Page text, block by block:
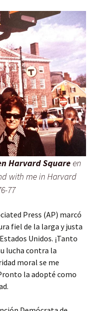
Harvard Squareen
with me in Harvard
77
Press (AP) marcó
fiel de la larga y justa
Unidos. ¡Tanto
lucha contra la
moral se me
la adopté como